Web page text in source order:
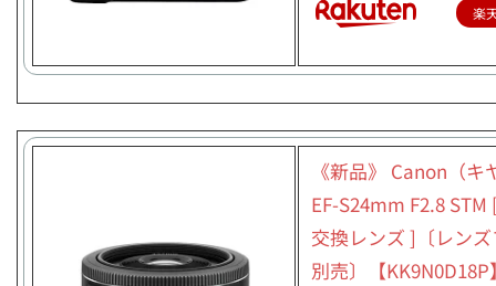
楽
《新品》 Canon（キ
EF-S24mm F2.8 STM
交換レンズ ]〔レン
別売〕【KK9N0D18P